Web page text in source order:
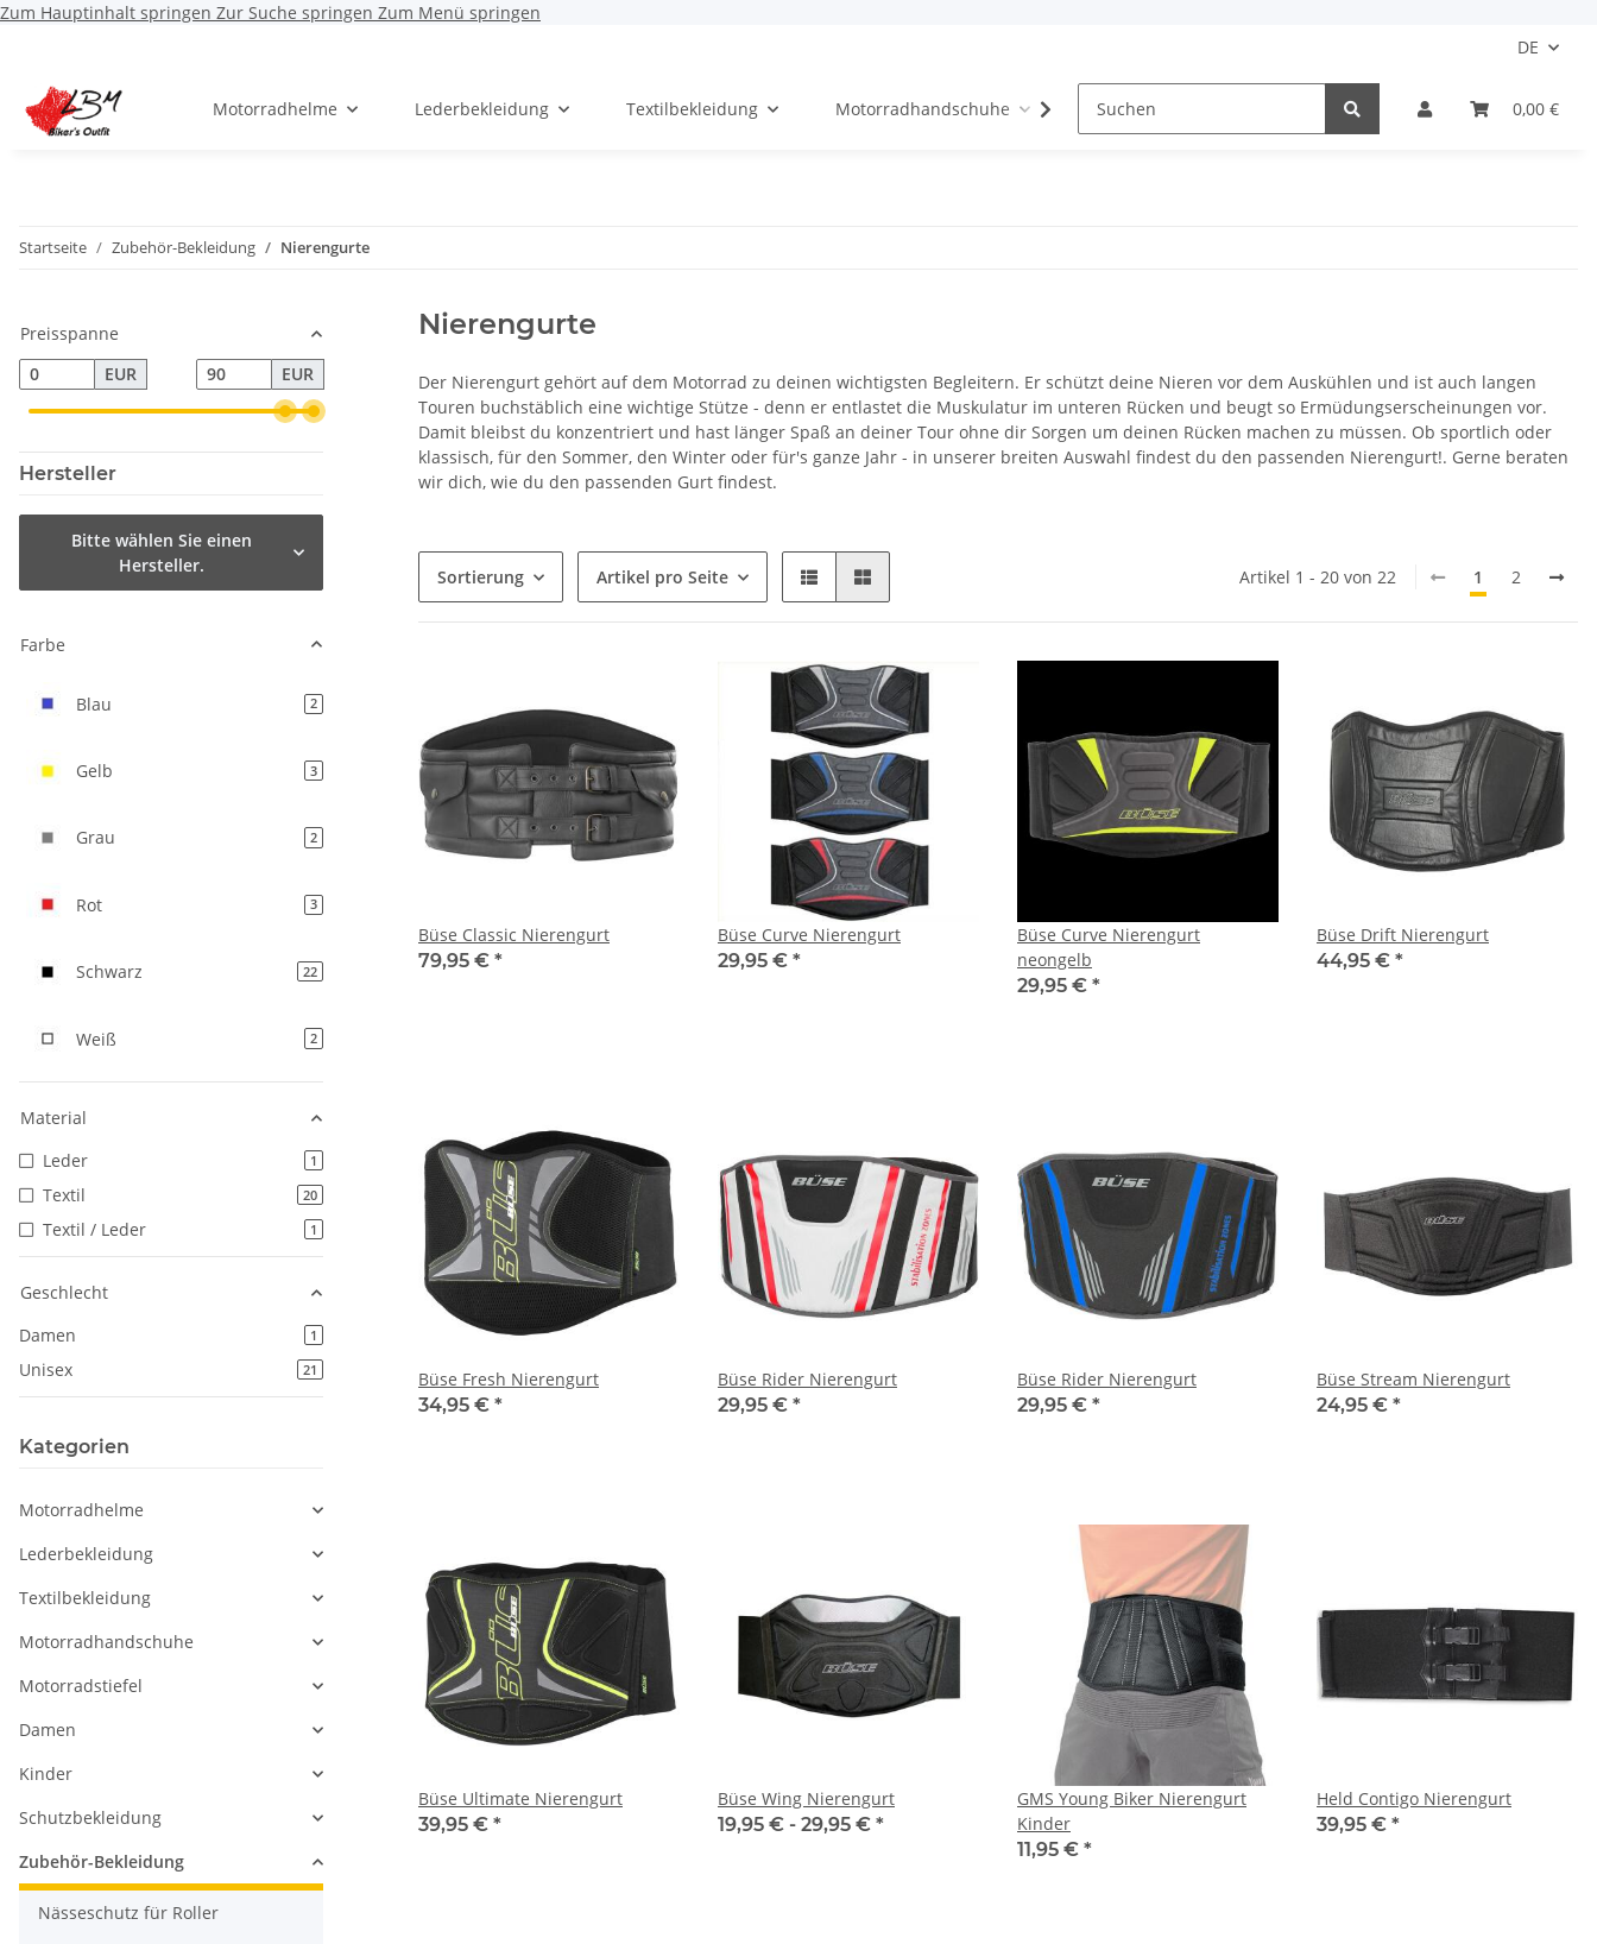
Zum Hauptinhalt springen Zur Suche springen Zum Menü springen
DE
0,00 €
Motorradhelme Lederbekleidung Textilbekleidung Motorradhandschuhe Motorradstiefel Damen Kinder
Startseite Zubehör-Bekleidung Nierengurte
Nierengurte
Der Nierengurt gehört auf dem Motorrad zu deinen wichtigsten Begleitern. Er schützt deine Nieren vor dem Auskühlen und ist auch langen
Touren buchstäblich eine wichtige Stütze - denn er entlastet die Muskulatur im unteren Rücken und beugt so Ermüdungserscheinungen vor.
Damit bleibst du konzentriert und hast länger Spaß an deiner Tour ohne dir Sorgen um deinen Rücken machen zu müssen. Ob sportlich oder
klassisch, für den Sommer, den Winter oder für's ganze Jahr - in unserer breiten Auswahl findest du den passenden Nierengurt!. Gerne beraten
wir dich, wie du den passenden Gurt findest.
Sortierung Artikel pro Seite Artikel 1 - 20 von 22 1 2
Büse Classic Nierengurt
79,95 € *
Büse Curve Nierengurt
29,95 € *
Büse Curve Nierengurt
neongelb
29,95 € *
Büse Drift Nierengurt
44,95 € *
Büse Fresh Nierengurt
34,95 € *
Büse Rider Nierengurt
29,95 € *
Büse Rider Nierengurt
29,95 € *
Büse Stream Nierengurt
24,95 € *
Büse Ultimate Nierengurt
39,95 € *
Büse Wing Nierengurt
19,95 € - 29,95 € *
GMS Young Biker Nierengurt
Kinder
11,95 € *
Held Contigo Nierengurt
39,95 € *
Preisspanne
EUR
EUR
Hersteller
Bitte wählen Sie einen
Hersteller.
Farbe
Blau 2Artikel gefunden
Gelb 3Artikel gefunden
Grau 2Artikel gefunden
Rot 3Artikel gefunden
Schwarz 22Artikel gefunden
Weiß 2Artikel gefunden
Material
Leder
1Artikel gefunden
Textil 20Artikel gefunden
Textil / Leder 1Artikel gefunden
Geschlecht
Damen
1Artikel gefunden
Unisex 21Artikel gefunden
Kategorien
Motorradhelme
Lederbekleidung
Textilbekleidung
Motorradhandschuhe
Motorradstiefel
Damen
Kinder
Schutzbekleidung
Zubehör-Bekleidung
Nässeschutz für Roller